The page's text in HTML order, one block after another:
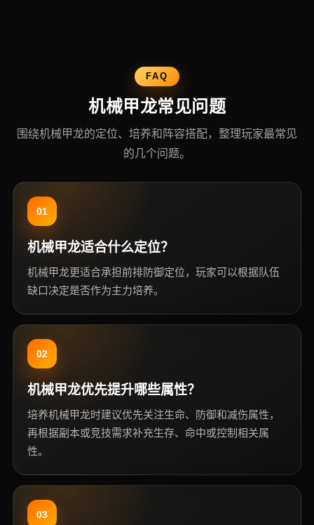
FAQ
机械甲龙常见问题
围绕机械甲龙的定位、培养和阵容搭配，整理玩家最常见
的几个问题。
01
机械甲龙适合什么定位？
机械甲龙更适合承担前排防御定位，玩家可以根据队伍
缺口决定是否作为主力培养。
02
机械甲龙优先提升哪些属性？
培养机械甲龙时建议优先关注生命、防御和减伤属性，
再根据副本或竞技需求补充生存、命中或控制相关属
性。
03